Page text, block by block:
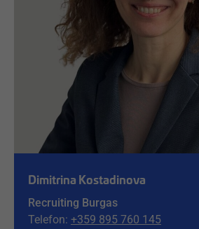
Dimitrina Kostadinova
Recruiting Burgas
Telefon: +359 895 760 145